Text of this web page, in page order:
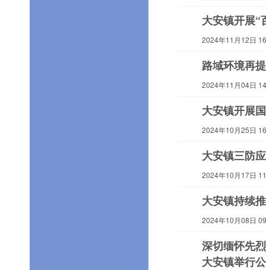
大安镇开展“
2024年11月12日
路域环境再
2024年11月04日
大安镇开展
2024年10月25日
大安镇三防
2024年10月17日
大安镇持续
2024年10月08日
深切缅怀先
大安镇举行